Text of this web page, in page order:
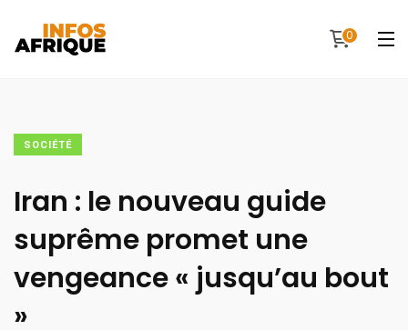
0
SOCIÉTÉ
Iran : le nouveau guide
suprême promet une
vengeance « jusqu’au bout
»